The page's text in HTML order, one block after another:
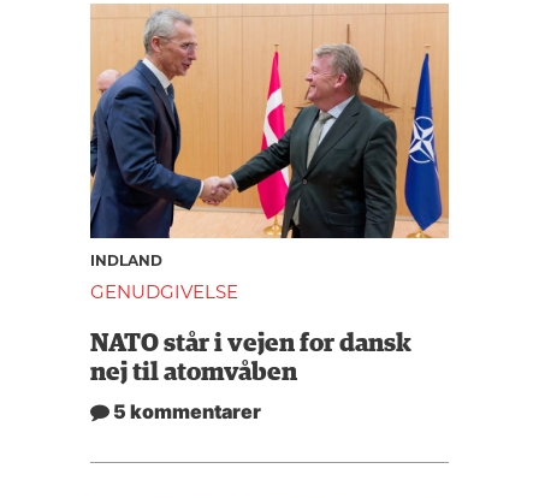
INDLAND
GENUDGIVELSE
NATO står i vejen for dansk
nej til atomvåben
5 kommentarer